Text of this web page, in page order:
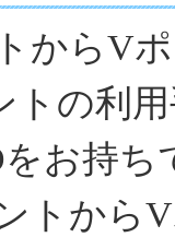
からV
トの利
をお持
トから